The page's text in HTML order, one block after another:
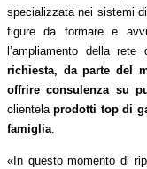
specializzata nei sistemi
figure da formare e
l’ampliamento della
richiesta, da parte del
offrire consulenza su
clientelaprodotti top di
famiglia
«In questo momento di